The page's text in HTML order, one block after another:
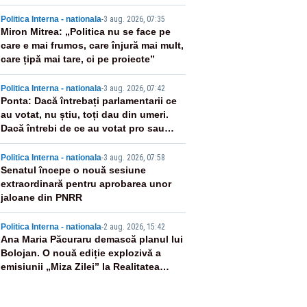
Politica Interna - nationala-3 aug. 2026, 07:35
Miron Mitrea: „Politica nu se face pe
care e mai frumos, care înjură mai mult,
care țipă mai tare, ci pe proiecte”
Politica Interna - nationala-3 aug. 2026, 07:42
Ponta: Dacă întrebați parlamentarii ce
au votat, nu știu, toți dau din umeri.
Dacă întrebi de ce au votat pro sau
contra, o să zică: păi vrei să sară ăștia
pe noi
Politica Interna - nationala-3 aug. 2026, 07:58
Senatul începe o nouă sesiune
extraordinară pentru aprobarea unor
jaloane din PNRR
Politica Interna - nationala-2 aug. 2026, 15:42
Ana Maria Păcuraru demască planul lui
Bolojan. O nouă ediție explozivă a
emisiunii „Miza Zilei” la Realitatea